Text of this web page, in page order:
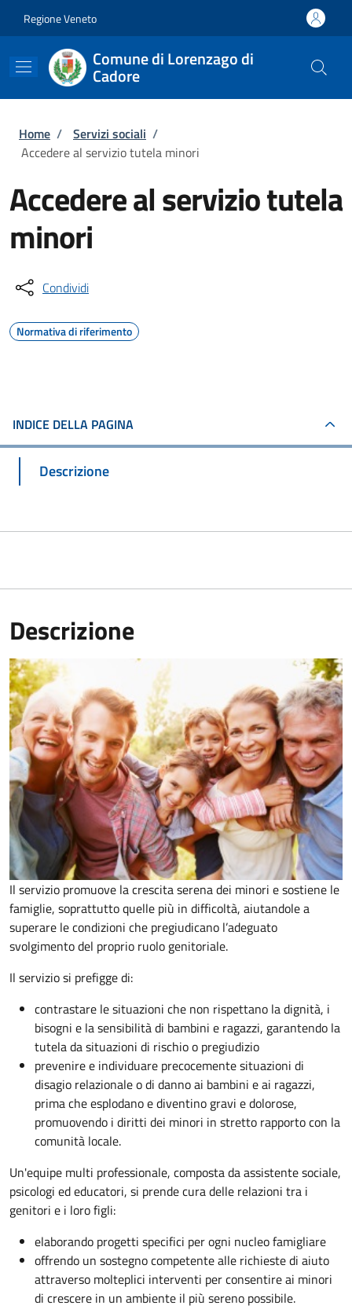
Regione Veneto
Comune di Lorenzago di
Cadore
Briciole di pane
Home / Servizi sociali /
Accedere al servizio tutela minori
Accedere al servizio tutela
minori
Condividi
Normativa di riferimento
INDICE DELLA PAGINA
Descrizione
Descrizione
Il servizio promuove la crescita serena dei minori e sostiene le
famiglie, soprattutto quelle più in difficoltà, aiutandole a
superare le condizioni che pregiudicano l’adeguato
svolgimento del proprio ruolo genitoriale.
Il servizio si prefigge di:
contrastare le situazioni che non rispettano la dignità, i
bisogni e la sensibilità di bambini e ragazzi, garantendo la
tutela da situazioni di rischio o pregiudizio
prevenire e individuare precocemente situazioni di
disagio relazionale o di danno ai bambini e ai ragazzi,
prima che esplodano e diventino gravi e dolorose,
promuovendo i diritti dei minori in stretto rapporto con la
comunità locale.
Un'equipe multi professionale, composta da assistente sociale,
psicologi ed educatori, si prende cura delle relazioni tra i
genitori e i loro figli:
elaborando progetti specifici per ogni nucleo famigliare
offrendo un sostegno competente alle richieste di aiuto
attraverso molteplici interventi per consentire ai minori
di crescere in un ambiente il più sereno possibile.